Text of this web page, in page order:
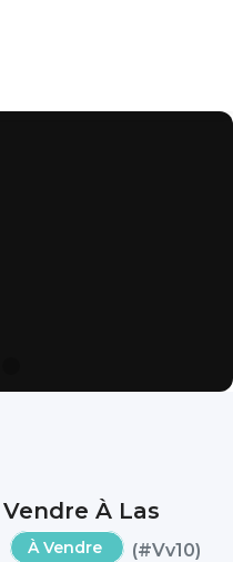
À Las
À Vendre (#vv10)